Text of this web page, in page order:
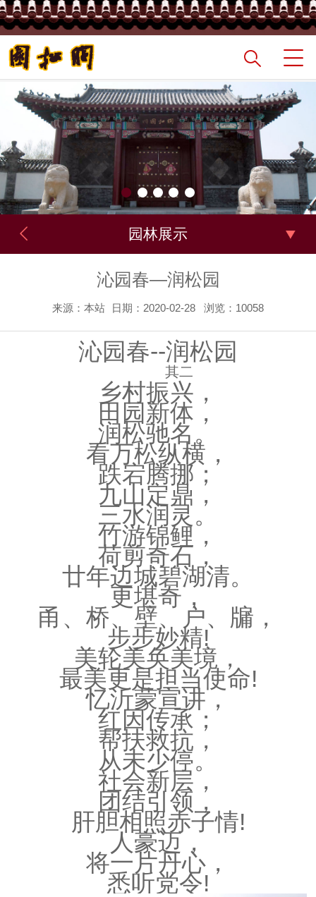
园林展示
沁园春—润松园
来源：本站 日期：2020-02-28 浏览：10058
沁园春--润松园
其二
乡村振兴，
田园新体，
润松驰名。
看万松纵横，
跌宕腾挪；
九山定鼎，
三水润灵。
竹游锦鲤，
荷剪奇石，
廿年边城碧湖清。
更堪奇，
甬、桥、壁、户、牖，
步步妙精!
美轮美奂美境，
最美更是担当使命!
忆沂蒙宣讲，
红因传承；
帮扶救抗，
从未少停。
社会新层，
团结引领，
肝胆相照赤子情!
人豪迈，
将一片丹心，
悉听党令!